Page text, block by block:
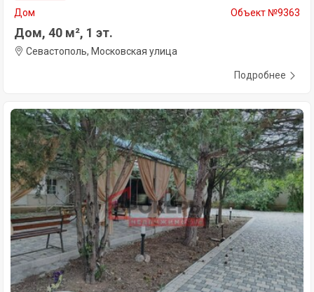
Дом Объект №9363
Дом, 40 м², 1 эт.
Севастополь, Московская улица
Подробнее